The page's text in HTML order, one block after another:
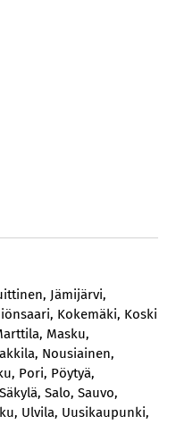
, Jämijärvi,
, Kokemäki, Koski
, Masku,
, Nousiainen,
, Pori, Pöytyä,
Säkylä, Salo, Sauvo,
, Ulvila, Uusikaupunki,